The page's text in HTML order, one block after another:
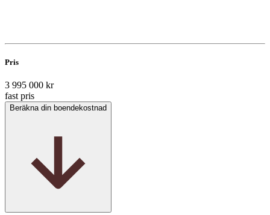
Pris
3 995 000 kr
fast pris
Beräkna din boendekostnad